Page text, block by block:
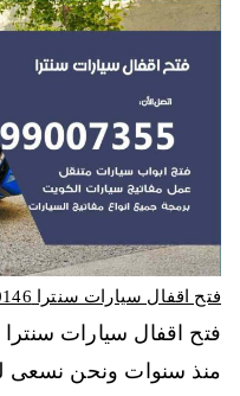
فتح اقفال سيارات سنترا 98080146‬ عمل مفاتيح سيارات جديدة
فتح اقفال سيارات سنترا
منذ سنوات ونحن نسعى